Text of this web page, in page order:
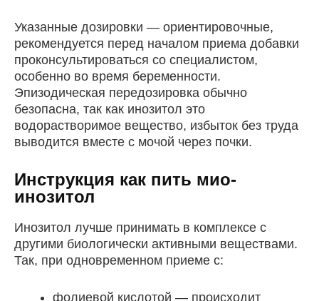
Указанные дозировки — ориентировочные,
рекомендуется перед началом приема добавки
проконсультироваться со специалистом,
особенно во время беременности.
Эпизодическая передозировка обычно
безопасна, так как инозитол это
водорастворимое вещество, избыток без труда
выводится вместе с мочой через почки.
Инструкция как пить мио-
инозитол
Инозитол лучше принимать в комплексе с
другими биологически активными веществами.
Так, при одновременном приеме с:
фолиевой кислотой — происходит